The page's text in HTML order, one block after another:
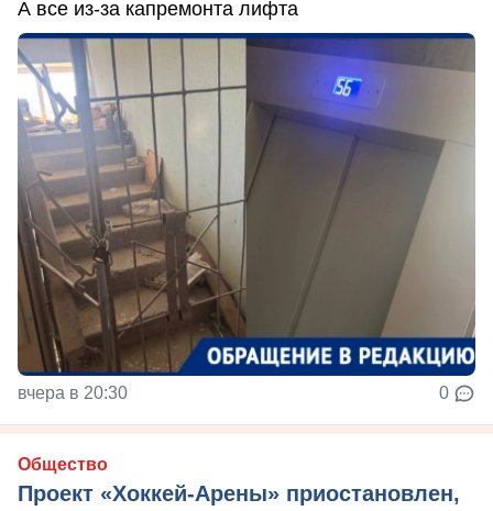
А все из-за капремонта лифта
вчера в 20:30 0
Общество
Проект «Хоккей-Арены» приостановлен,